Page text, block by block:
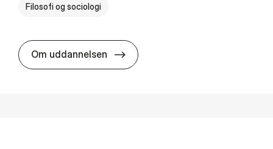
Filosofi og sociologi
Om uddannelsen BSc in Busi­ness Ad­min­is­tra­tion